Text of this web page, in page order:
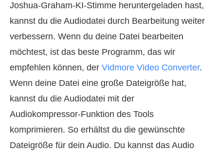
Joshua‑Graham‑KI‑Stimme heruntergeladen hast,
kannst du die Audiodatei durch Bearbeitung weiter
verbessern. Wenn du deine Datei bearbeiten
möchtest, ist das beste Programm, das wir
empfehlen können, der Vidmore Video Converter.
Wenn deine Datei eine große Dateigröße hat,
kannst du die Audiodatei mit der
Audiokompressor‑Funktion des Tools
komprimieren. So erhältst du die gewünschte
Dateigröße für dein Audio. Du kannst das Audio